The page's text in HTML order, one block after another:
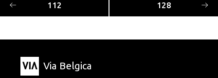
112 128
Via Belgica